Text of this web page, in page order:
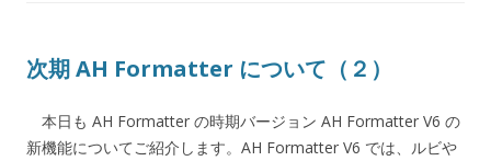
次期 AH Formatter について（２）
本日も AH Formatter の時期バージョン AH Formatter V6 の
新機能についてご紹介します。AH Formatter V6 では、ルビや